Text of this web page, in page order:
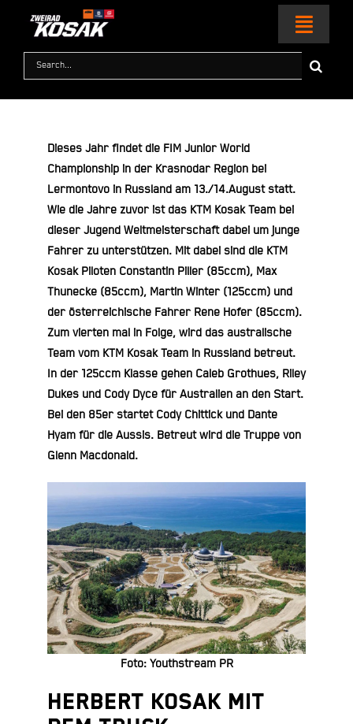
springen
KTM WORLD
SERVICE & ZUBEHÖR
RACING
KONTAKT
Suche
nach:
Dieses Jahr findet die FIM Junior World
Championship in der Krasnodar Region bei
Lermontovo in Russland am 13./14.August statt.
Wie die Jahre zuvor ist das KTM Kosak Team bei
dieser Jugend Weltmeisterschaft dabei um junge
Fahrer zu unterstützen. Mit dabei sind die KTM
Kosak Piloten Constantin Piller (85ccm), Max
Thunecke (85ccm), Martin Winter (125ccm) und
der österreichische Fahrer Rene Hofer (85ccm).
Zum vierten mal in Folge, wird das australische
Team vom KTM Kosak Team in Russland betreut.
In der 125ccm Klasse gehen Caleb Grothues, Riley
Dukes und Cody Dyce für Australien an den Start.
Bei den 85er startet Cody Chittick und Dante
Hyam für die Aussis. Betreut wird die Truppe von
Glenn Macdonald.
Foto: Youthstream PR
Herbert Kosak mit